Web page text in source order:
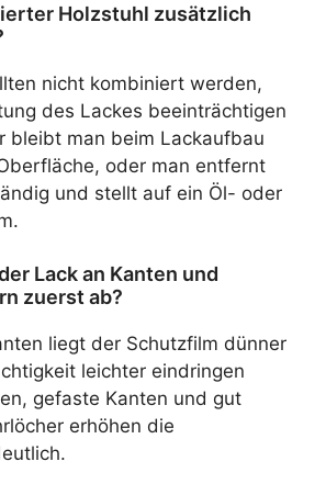
Holzstuhl zusätzlich
nicht kombiniert werden,
des Lackes beeinträchtigen
bleibt man beim Lackaufbau
oder man entfernt
und stellt auf ein Öl- oder
Lack an Kanten und
zuerst ab?
liegt der Schutzfilm dünner
leichter eindringen
gefaste Kanten und gut
erhöhen die